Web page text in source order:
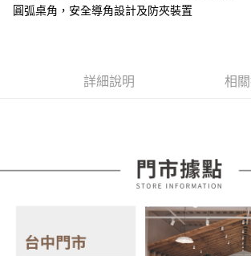
台灣樂天信用卡公司
流程，驗證手機門號後，選擇欲分期的期數、繳款截
【繳款方式說明】
1.分期款項不併入電信帳單，「大哥付你分期」於每月
2.透過簡訊連結打開帳單後，可選擇「超商條碼／台
帳／街口支付／iPASS MONEY」等通路繳費。
【關於「AFTEE先享後付」】
３．安心：先確認商品／服務後，再付款。
【「AFTEE先享後付」結帳流程】
１．於結帳方式選擇「AFTEE先享後付」後，將跳轉
結帳頁面，進行簡訊認證並確認金額後，即可完成結
２．訂單成立數日內，您將收到繳費通知簡訊。
３．收到繳費通知簡訊後14天內，點擊此簡訊中的連
宅配
每筆NT$100，滿NT$599(含以上)免運費
圓弧桌角，安全導角設計及防夾裝置
詳細說明 相